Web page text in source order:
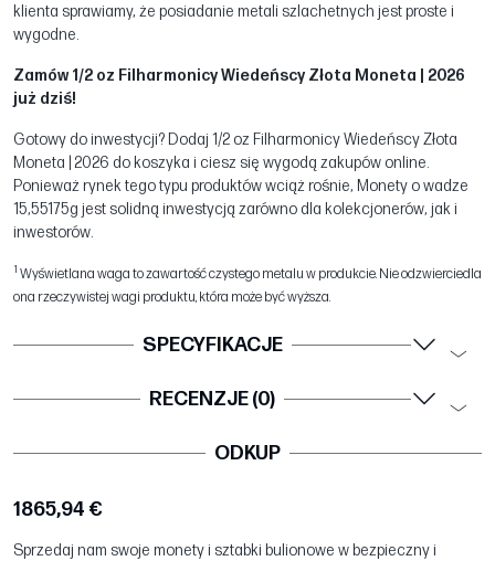
klienta sprawiamy, że posiadanie metali szlachetnych jest proste i
wygodne.
Zamów 1/2 oz Filharmonicy Wiedeńscy Złota Moneta | 2026
już dziś!
Gotowy do inwestycji? Dodaj 1/2 oz Filharmonicy Wiedeńscy Złota
Moneta | 2026 do koszyka i ciesz się wygodą zakupów online.
Ponieważ rynek tego typu produktów wciąż rośnie, Monety o wadze
15,55175g jest solidną inwestycją zarówno dla kolekcjonerów, jak i
inwestorów.
1 Wyświetlana waga to zawartość czystego metalu w produkcie. Nie odzwierciedla
ona rzeczywistej wagi produktu, która może być wyższa.
SPECYFIKACJE
RECENZJE (0)
ODKUP
1865,94 €
Sprzedaj nam swoje monety i sztabki bulionowe w bezpieczny i